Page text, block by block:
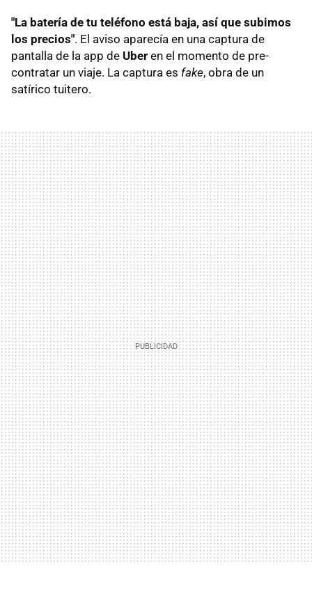
"La batería de tu teléfono está baja, así que subimos
los precios". El aviso aparecía en una captura de
pantalla de la app de Uber en el momento de pre-
contratar un viaje. La captura es fake, obra de un
satírico tuitero.